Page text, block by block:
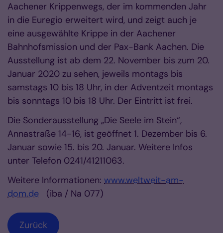
Aachener Krippenwegs, der im kommenden Jahr
in die Euregio erweitert wird, und zeigt auch je
eine ausgewählte Krippe in der Aachener
Bahnhofsmission und der Pax-Bank Aachen. Die
Ausstellung ist ab dem 22. November bis zum 20.
Januar 2020 zu sehen, jeweils montags bis
samstags 10 bis 18 Uhr, in der Adventzeit montags
bis sonntags 10 bis 18 Uhr. Der Eintritt ist frei.
Die Sonderausstellung „Die Seele im Stein“,
Annastraße 14-16, ist geöffnet 1. Dezember bis 6.
Januar sowie 15. bis 20. Januar. Weitere Infos
unter Telefon 0241/41211063.
Weitere Informationen: www.weltweit-am-
dom.de (iba / Na 077)
Zurück